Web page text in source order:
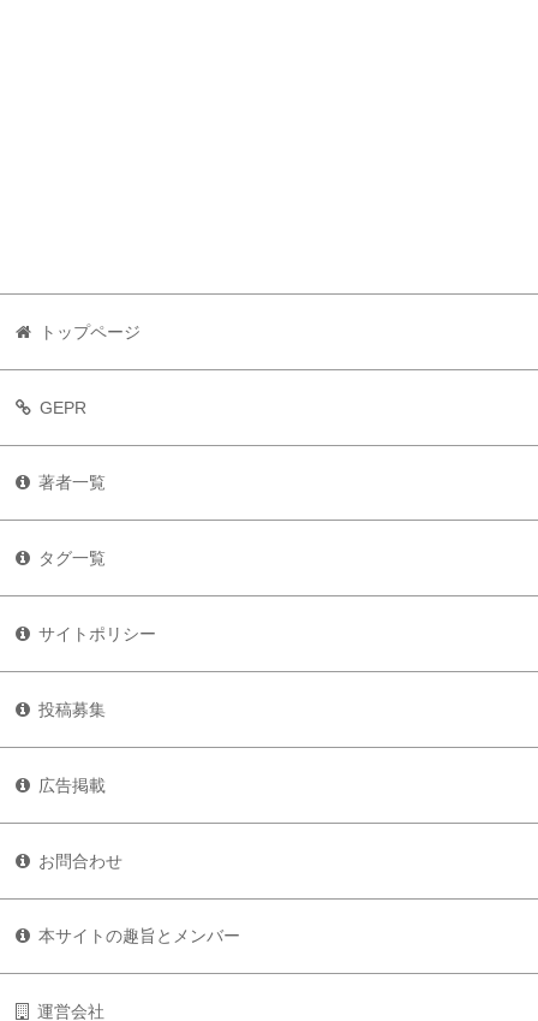
トップページ
GEPR
著者一覧
タグ一覧
サイトポリシー
投稿募集
広告掲載
お問合わせ
本サイトの趣旨とメンバー
運営会社